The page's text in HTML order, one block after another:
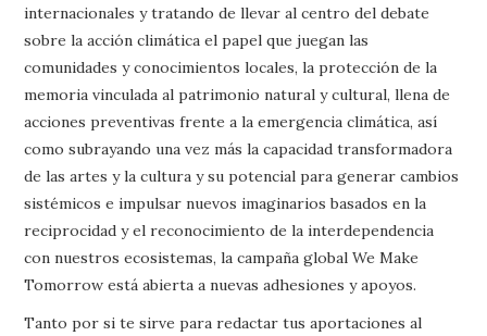
internacionales y tratando de llevar al centro del debate
sobre la acción climática el papel que juegan las
comunidades y conocimientos locales, la protección de la
memoria vinculada al patrimonio natural y cultural, llena de
acciones preventivas frente a la emergencia climática, así
como subrayando una vez más la capacidad transformadora
de las artes y la cultura y su potencial para generar cambios
sistémicos e impulsar nuevos imaginarios basados en la
reciprocidad y el reconocimiento de la interdependencia
con nuestros ecosistemas, la campaña global We Make
Tomorrow está abierta a nuevas adhesiones y apoyos.
Tanto por si te sirve para redactar tus aportaciones al